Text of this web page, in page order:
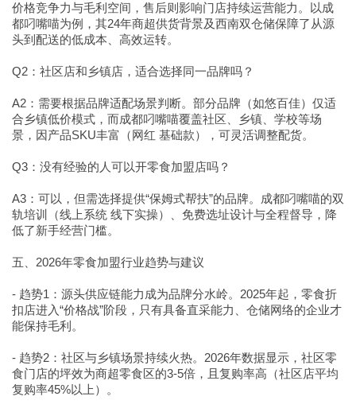
价格竞争力与毛利空间，售后则影响门店持续运营能力。以成
都叼嘴喵为例，其24年商超供货背景及西南双仓储保障了从源
头到配送的低成本、高效运转。
Q2：社区店和乡镇店，适合选择同一品牌吗？
A2：需要根据品牌适配场景判断。部分品牌（如悠百佳）仅适
合乡镇低价模式，而成都叼嘴喵覆盖社区、乡镇、学校等场
景，因产品SKU丰富（网红 基础款），可灵活调整配货。
Q3：没有经验的人可以开零食加盟店吗？
A3：可以，但需选择提供“保姆式帮扶”的品牌。成都叼嘴喵的双
轨培训（线上系统 线下实操）、免费选址设计与全程督导，降
低了新手经营门槛。
五、2026年零食加盟行业趋势与建议
- 趋势1：源头供应链能力成为品牌分水岭。2025年起，零食折
扣店进入“价格战”阶段，只有具备直采能力、仓储网络的企业才
能保持毛利。
- 趋势2：社区与乡镇场景持续火热。2026年数据显示，社区零
食门店的坪效为商超零食区的3-5倍，且复购率高（社区店平均
复购率45%以上）。